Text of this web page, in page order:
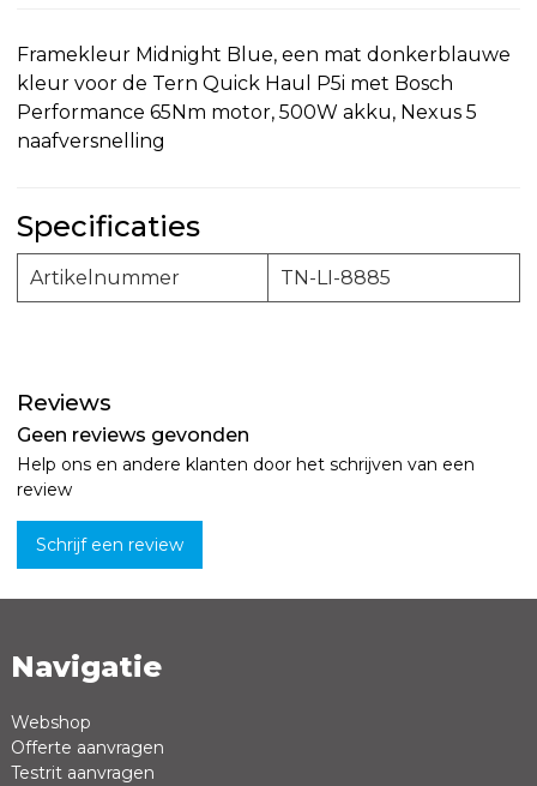
Framekleur Midnight Blue, een mat donkerblauwe
kleur voor de Tern Quick Haul P5i met Bosch
Performance 65Nm motor, 500W akku, Nexus 5
naafversnelling
Specificaties
Artikelnummer TN-LI-8885
Reviews
Geen reviews gevonden
Help ons en andere klanten door het schrijven van een
review
Schrijf een review
Naam *
Review *
Navigatie
Webshop
Offerte aanvragen
Testrit aanvragen